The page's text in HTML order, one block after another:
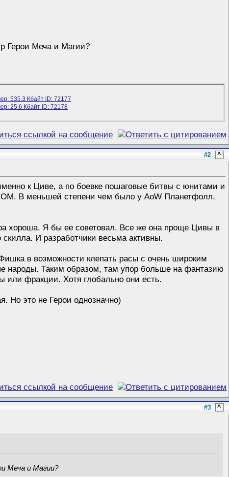
Герои Меча и Магии?
#2 ^
к Циве, а по боевке пошаговые битвы с юнитами и
В меньшей степени чем было у AoW Планетфолл,
хороша. Я бы ее советовал. Все же она проще Цивы в
скилла. И разработчики весьма активны.
в возможности клепать расы с очень широким
народы. Таким образом, там упор больше на фантазию
или фракции. Хотя глобально они есть.
Но это не Герои однозначно)
#3 ^
Меча и Магии?